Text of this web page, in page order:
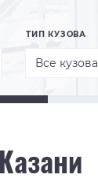
ТИП КУЗОВА
Все кузова